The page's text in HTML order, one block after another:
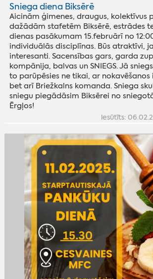
Sniega diena Biksērē
Aicinām ģimenes, draugus, kolektīvus
dažādām stafetēm Biksērē, estrādes
dienas pasākumam 15.februārī no
individuālās disciplīnas. Būs atraktīvi,
interesanti. Sacensības gars, garda
kompānija, balvas un SNIEGS. Jā
to parūpēsies ne tikai, ar nokavēšanos
bet arī Briežkalns komanda. Sniega
sniegu piegādāsim Biksērei no
Ērgļos!
iesūtīts: